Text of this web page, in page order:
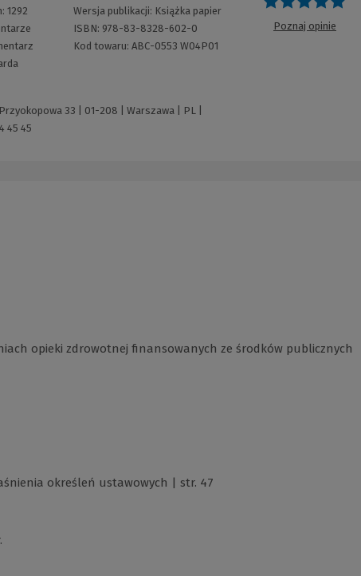
1292
Wersja publikacji: Książka papier
ISBN: 978-83-8328-602-0
Kod towaru:ABC-0553 W04P01
Poznaj opinie
33 | 01-208 | Warszawa | PL |
45 45
opieki zdrowotnej finansowanych ze środków publicznych
określeń ustawowych | str. 47